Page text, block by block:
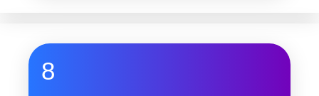
8